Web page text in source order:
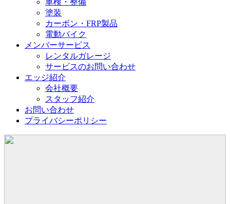
塗装
カーボン・FRP製品
電動バイク
メンバーサービス
レンタルガレージ
サービスのお問い合わせ
エッジ紹介
会社概要
スタッフ紹介
お問い合わせ
プライバシーポリシー